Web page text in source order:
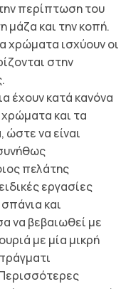
περίπτωση του
μάζα και την κοπή.
χρώματα ισχύουν οι
στην
έχουν κατά κανόνα
και τα
ώστε να είναι
πελάτης
εργασίες
και
να βεβαιωθεί με
με μία μικρή
Περισσότερες